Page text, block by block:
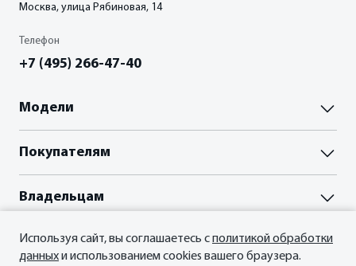
Москва, улица Рябиновая, 14
Телефон
+7 (495) 266-47-40
Модели
Палассо
Покупателям
Пройти тест-драйв
Прайс-листы и брошюры
Отзывы владельцев
Владельцам
О нас
Используя сайт, вы соглашаетесь сполитикой обработки
данныхи использованием cookies вашего браузера.